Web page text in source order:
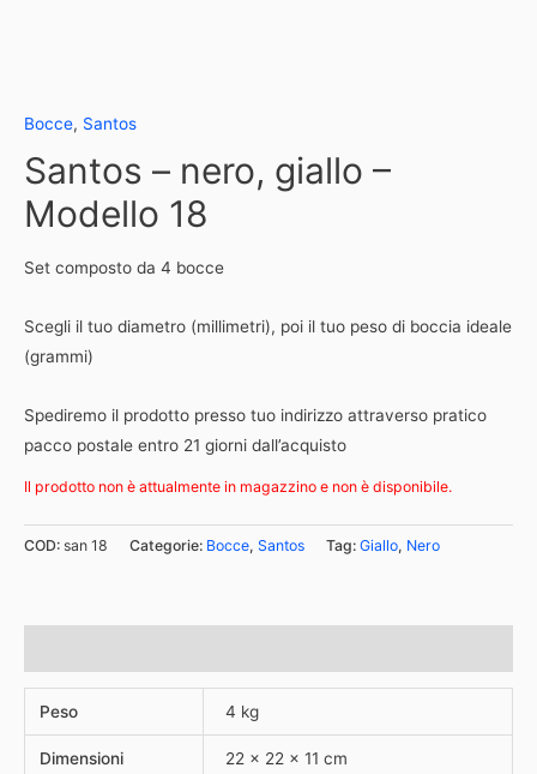
Bocce, Santos
Santos – nero, giallo –
Modello 18
Set composto da 4 bocce
Scegli il tuo diametro (millimetri), poi il tuo peso di boccia ideale
(grammi)
Spediremo il prodotto presso tuo indirizzo attraverso pratico
pacco postale entro 21 giorni dall’acquisto
Il prodotto non è attualmente in magazzino e non è disponibile.
COD: san 18 Categorie: Bocce, Santos Tag: Giallo, Nero
Peso 4 kg
Dimensioni 22 × 22 × 11 cm